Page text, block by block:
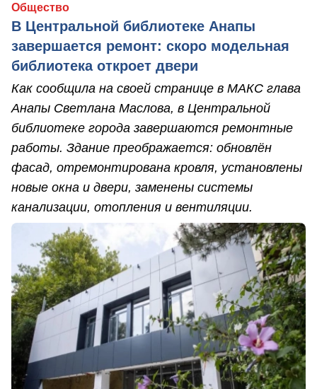
Общество
В Центральной библиотеке Анапы
завершается ремонт: скоро модельная
библиотека откроет двери
Как сообщила на своей странице в МАКС глава
Анапы Светлана Маслова, в Центральной
библиотеке города завершаются ремонтные
работы. Здание преображается: обновлён
фасад, отремонтирована кровля, установлены
новые окна и двери, заменены системы
канализации, отопления и вентиляции.